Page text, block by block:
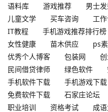
语料库
游戏推荐 男士
儿童文学
买车咨询 工
IT教程
手机游戏推荐排行榜
女性健康
苗木供应 ps
优秀个人博客
包装网
民间借贷律师
绿色软件
手机软件下载
手机游戏下载
免费软件下载
石家庄论坛
职业培训
资格考试 成